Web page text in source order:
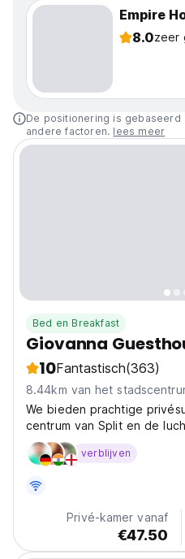
Empire
8.0zeer
De positionering is
andere factoren. lees meer
Bed en Breakfast
Giovanna
10Fantastisch(363)
8.44km van het
We bieden prachtige
centrum van Split en de
het oude paleis Vitturi en
vele historische monumenten.
verblijven
Privé-kamer vanaf
€47.50